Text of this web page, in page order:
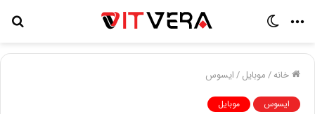
منو
خانه/موبایل/ایسوس
ایسوس موبایل